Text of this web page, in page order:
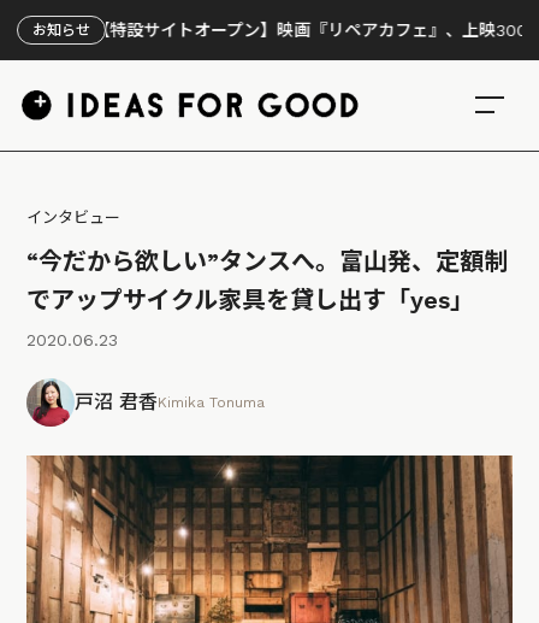
お知らせ
特設サイトオープン】映画『リペアカフェ』、上映300回の先で見え
インタビュー
“今だから欲しい”タンスへ。富山発、定額制
でアップサイクル家具を貸し出す「yes」
2020.06.23
戸沼 君香Kimika Tonuma